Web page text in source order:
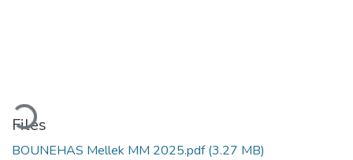
Files
BOUNEHAS Mellek MM 2025.pdf(3.27 MB)